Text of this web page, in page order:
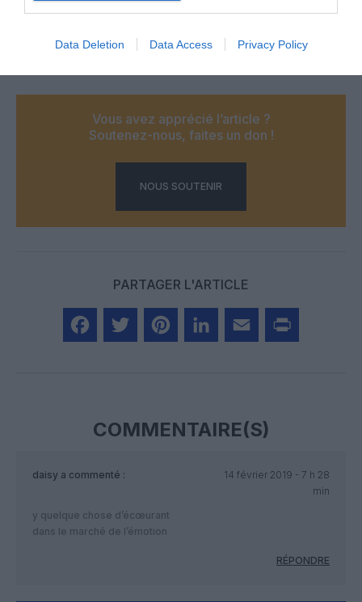
Data Deletion Data Access Privacy Policy
Vous avez apprécié l’article ?
Soutenez-nous, faites un don !
NOUS SOUTENIR
PARTAGER L'ARTICLE
COMMENTAIRE(S)
daisy a commenté :
14 février 2019 - 7 h 28
min
y quelque chose d’écœurant
dans le marché de l’émotion
RÉPONDRE